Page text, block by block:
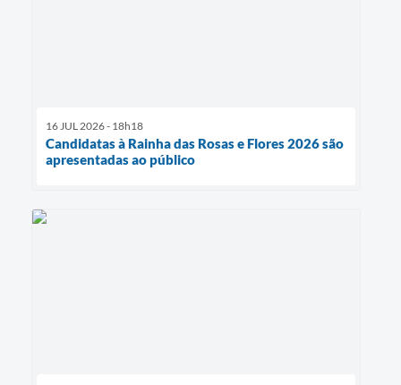
16 JUL 2026 - 18h18
Candidatas à Rainha das Rosas e Flores 2026 são
apresentadas ao público